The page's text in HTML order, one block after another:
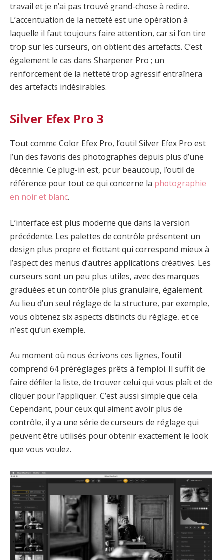
travail et je n’ai pas trouvé grand-chose à redire.
L’accentuation de la netteté est une opération à
laquelle il faut toujours faire attention, car si l’on tire
trop sur les curseurs, on obtient des artefacts. C’est
également le cas dans Sharpener Pro ; un
renforcement de la netteté trop agressif entraînera
des artefacts indésirables.
Silver Efex Pro 3
Tout comme Color Efex Pro, l’outil Silver Efex Pro est
l’un des favoris des photographes depuis plus d’une
décennie. Ce plug-in est, pour beaucoup, l’outil de
référence pour tout ce qui concerne la photographie
en noir et blanc.
L’interface est plus moderne que dans la version
précédente. Les palettes de contrôle présentent un
design plus propre et flottant qui correspond mieux à
l’aspect des menus d’autres applications créatives. Les
curseurs sont un peu plus utiles, avec des marques
graduées et un contrôle plus granulaire, également.
Au lieu d’un seul réglage de la structure, par exemple,
vous obtenez six aspects distincts du réglage, et ce
n’est qu’un exemple.
Au moment où nous écrivons ces lignes, l’outil
comprend 64 préréglages prêts à l’emploi. Il suffit de
faire défiler la liste, de trouver celui qui vous plaît et de
cliquer pour l’appliquer. C’est aussi simple que cela.
Cependant, pour ceux qui aiment avoir plus de
contrôle, il y a une série de curseurs de réglage qui
peuvent être utilisés pour obtenir exactement le look
que vous voulez.